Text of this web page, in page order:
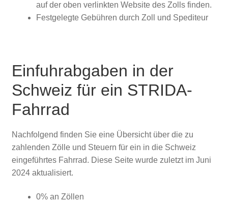
auf der oben verlinkten Website des Zolls finden.
Festgelegte Gebühren durch Zoll und Spediteur
Einfuhrabgaben in der
Schweiz für ein STRIDA-
Fahrrad
Nachfolgend finden Sie eine Übersicht über die zu
zahlenden Zölle und Steuern für ein in die Schweiz
eingeführtes Fahrrad. Diese Seite wurde zuletzt im Juni
2024 aktualisiert.
0% an Zöllen